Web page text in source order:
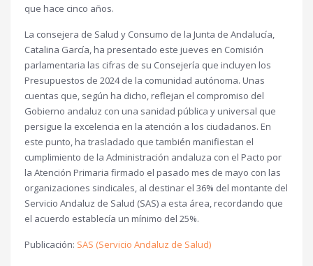
que hace cinco años.
La consejera de Salud y Consumo de la Junta de Andalucía,
Catalina García, ha presentado este jueves en Comisión
parlamentaria las cifras de su Consejería que incluyen los
Presupuestos de 2024 de la comunidad autónoma. Unas
cuentas que, según ha dicho, reflejan el compromiso del
Gobierno andaluz con una sanidad pública y universal que
persigue la excelencia en la atención a los ciudadanos. En
este punto, ha trasladado que también manifiestan el
cumplimiento de la Administración andaluza con el Pacto por
la Atención Primaria firmado el pasado mes de mayo con las
organizaciones sindicales, al destinar el 36% del montante del
Servicio Andaluz de Salud (SAS) a esta área, recordando que
el acuerdo establecía un mínimo del 25%.
Publicación: SAS (Servicio Andaluz de Salud)